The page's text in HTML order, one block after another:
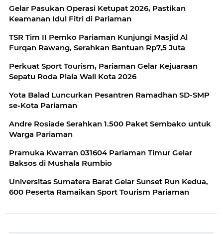
Gelar Pasukan Operasi Ketupat 2026, Pastikan
Keamanan Idul Fitri di Pariaman
TSR Tim II Pemko Pariaman Kunjungi Masjid Al
Furqan Rawang, Serahkan Bantuan Rp7,5 Juta
Perkuat Sport Tourism, Pariaman Gelar Kejuaraan
Sepatu Roda Piala Wali Kota 2026
Yota Balad Luncurkan Pesantren Ramadhan SD-SMP
se-Kota Pariaman
Andre Rosiade Serahkan 1.500 Paket Sembako untuk
Warga Pariaman
Pramuka Kwarran 031604 Pariaman Timur Gelar
Baksos di Mushala Rumbio
Universitas Sumatera Barat Gelar Sunset Run Kedua,
600 Peserta Ramaikan Sport Tourism Pariaman